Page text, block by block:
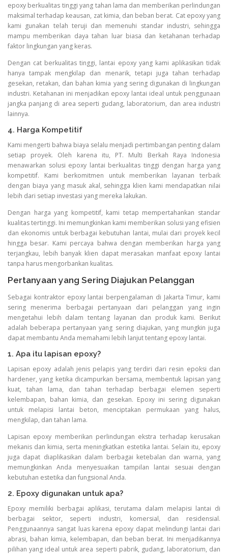
epoxy berkualitas tinggi yang tahan lama dan memberikan perlindungan
maksimal terhadap keausan, zat kimia, dan beban berat. Cat epoxy yang
kami gunakan telah teruji dan memenuhi standar industri, sehingga
mampu memberikan daya tahan luar biasa dan ketahanan terhadap
faktor lingkungan yang keras.
Dengan cat berkualitas tinggi, lantai epoxy yang kami aplikasikan tidak
hanya tampak mengkilap dan menarik, tetapi juga tahan terhadap
gesekan, retakan, dan bahan kimia yang sering digunakan di lingkungan
industri. Ketahanan ini menjadikan epoxy lantai ideal untuk penggunaan
jangka panjang di area seperti gudang, laboratorium, dan area industri
lainnya.
4. Harga Kompetitif
Kami mengerti bahwa biaya selalu menjadi pertimbangan penting dalam
setiap proyek. Oleh karena itu, PT. Multi Berkah Raya Indonesia
menawarkan solusi epoxy lantai berkualitas tinggi dengan harga yang
kompetitif. Kami berkomitmen untuk memberikan layanan terbaik
dengan biaya yang masuk akal, sehingga klien kami mendapatkan nilai
lebih dari setiap investasi yang mereka lakukan.
Dengan harga yang kompetitif, kami tetap mempertahankan standar
kualitas tertinggi. Ini memungkinkan kami memberikan solusi yang efisien
dan ekonomis untuk berbagai kebutuhan lantai, mulai dari proyek kecil
hingga besar. Kami percaya bahwa dengan memberikan harga yang
terjangkau, lebih banyak klien dapat merasakan manfaat epoxy lantai
tanpa harus mengorbankan kualitas.
Pertanyaan yang Sering Diajukan Pelanggan
Sebagai kontraktor epoxy lantai berpengalaman di Jakarta Timur, kami
sering menerima berbagai pertanyaan dari pelanggan yang ingin
mengetahui lebih dalam tentang layanan dan produk kami. Berikut
adalah beberapa pertanyaan yang sering diajukan, yang mungkin juga
dapat membantu Anda memahami lebih lanjut tentang epoxy lantai.
1. Apa itu lapisan epoxy?
Lapisan epoxy adalah jenis pelapis yang terdiri dari resin epoksi dan
hardener, yang ketika dicampurkan bersama, membentuk lapisan yang
kuat, tahan lama, dan tahan terhadap berbagai elemen seperti
kelembapan, bahan kimia, dan gesekan. Epoxy ini sering digunakan
untuk melapisi lantai beton, menciptakan permukaan yang halus,
mengkilap, dan tahan lama.
Lapisan epoxy memberikan perlindungan ekstra terhadap kerusakan
mekanis dan kimia, serta meningkatkan estetika lantai. Selain itu, epoxy
juga dapat diaplikasikan dalam berbagai ketebalan dan warna, yang
memungkinkan Anda menyesuaikan tampilan lantai sesuai dengan
kebutuhan estetika dan fungsional Anda.
2. Epoxy digunakan untuk apa?
Epoxy memiliki berbagai aplikasi, terutama dalam melapisi lantai di
berbagai sektor, seperti industri, komersial, dan residensial.
Penggunaannya sangat luas karena epoxy dapat melindungi lantai dari
abrasi, bahan kimia, kelembapan, dan beban berat. Ini menjadikannya
pilihan yang ideal untuk area seperti pabrik, gudang, laboratorium, dan